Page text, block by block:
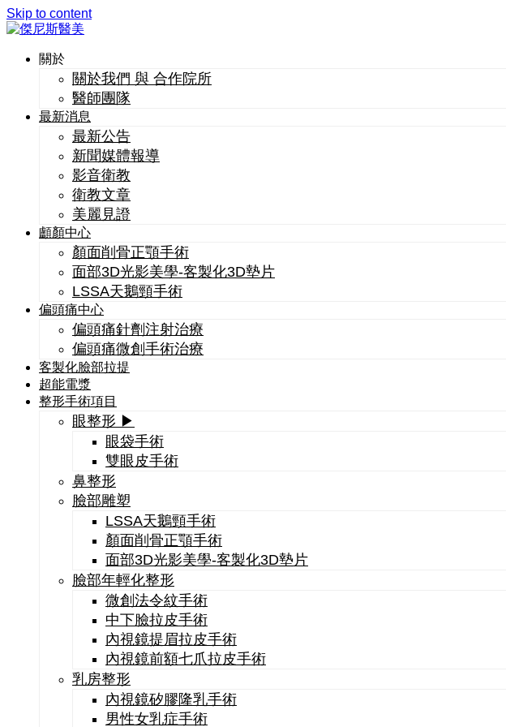
Skip to content
關於
關於我們 與 合作院所
醫師團隊
最新消息
最新公告
新聞媒體報導
影音衛教
衛教文章
美麗見證
顱顏中心
顏面削骨正顎手術
面部3D光影美學-客製化3D墊片
LSSA天鵝頸手術
偏頭痛中心
偏頭痛針劑注射治療
偏頭痛微創手術治療
客製化臉部拉提
超能電漿
整形手術項目
眼整形 ▶
眼袋手術
雙眼皮手術
鼻整形
臉部雕塑
LSSA天鵝頸手術
顏面削骨正顎手術
面部3D光影美學-客製化3D墊片
臉部年輕化整形
微創法令紋手術
中下臉拉皮手術
內視鏡提眉拉皮手術
內視鏡前額七爪拉皮手術
乳房整形
內視鏡矽膠隆乳手術
男性女乳症手術